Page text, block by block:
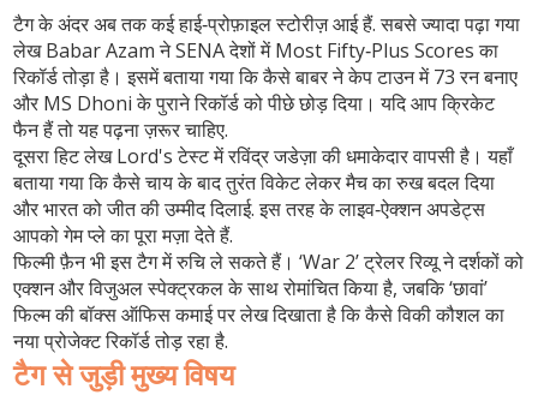
टैग के अंदर अब तक कई हाई‑प्रोफ़ाइल स्टोरीज़ आई हैं. सबसे ज्यादा पढ़ा गया
लेखBabar Azam ने SENA देशों में Most Fifty‑Plus Scores का
रिकॉर्ड तोड़ाहै। इसमें बताया गया कि कैसे बाबर ने केप टाउन में 73 रन बनाए
और MS Dhoni के पुराने रिकॉर्ड को पीछे छोड़ दिया। यदि आप क्रिकेट
फैन हैं तो यह पढ़ना ज़रूर चाहिए.
दूसरा हिट लेखLord's टेस्ट में रविंद्र जडेज़ा की धमाकेदार वापसीहै। यहाँ
बताया गया कि कैसे चाय के बाद तुरंत विकेट लेकर मैच का रुख बदल दिया
और भारत को जीत की उम्मीद दिलाई. इस तरह के लाइव‑ऐक्शन अपडेट्स
आपको गेम प्ले का पूरा मज़ा देते हैं.
फिल्मी फ़ैन भी इस टैग में रुचि ले सकते हैं। ‘War 2’ ट्रेलर रिव्यू ने दर्शकों को
एक्शन और विजुअल स्पेक्ट्रकल के साथ रोमांचित किया है, जबकि ‘छावां’
फिल्म की बॉक्स ऑफिस कमाई पर लेख दिखाता है कि कैसे विकी कौशल का
नया प्रोजेक्ट रिकॉर्ड तोड़ रहा है.
टैग से जुड़ी मुख्य विषय